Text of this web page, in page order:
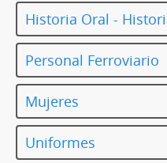
Historia Oral -
Personal Ferroviario
Mujeres
Uniformes